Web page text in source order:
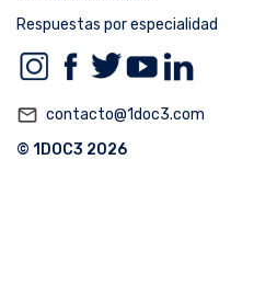
Respuestas por especialidad
mail_outline contacto@1doc3.com
© 1DOC3 2026